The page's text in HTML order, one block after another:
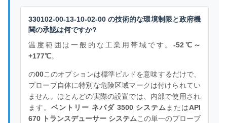
330102-00-13-10-02-00 の技術的な環境制限と政府機
関の承認は何ですか?
温度範囲は一般的な工業用帯域です。-52℃～
+177℃。
の00このオプションは標準ビルドを意味するだけで、
プローブ自体に特別な危険区域マークは付けられてい
ません。ほとんどの実際の設置では、内部で使用され
ます。 ベントリー ネバダ 3500 システム またはAPI
670 トランスデューサー システムこの単一のプローブ